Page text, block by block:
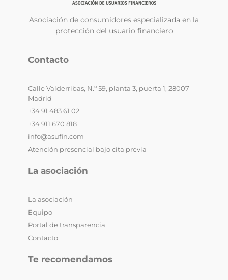
Asociación de consumidores especializada en la
protección del usuario financiero
Contacto
Calle Valderribas, N.º 59, planta 3, puerta 1, 28007 –
Madrid
+34 91 483 61 02
+34 911 670 818
info@asufin.com
Atención presencial bajo cita previa
La asociación
La asociación
Equipo
Portal de transparencia
Contacto
Te recomendamos